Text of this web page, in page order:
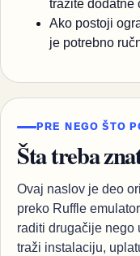
tražite dodatne
Ako postoji
je potrebno
PRE NEGO ŠTO
Šta treba
Ovaj naslov je deo
preko Ruffle
raditi drugačije nego
traži instalaciju,